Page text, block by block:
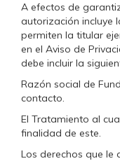
A efectos de
autorización incluye
permiten la titular
en el Aviso de
debe incluir la
Razón social de
contacto.
El Tratamiento al
finalidad de este.
Los derechos que le